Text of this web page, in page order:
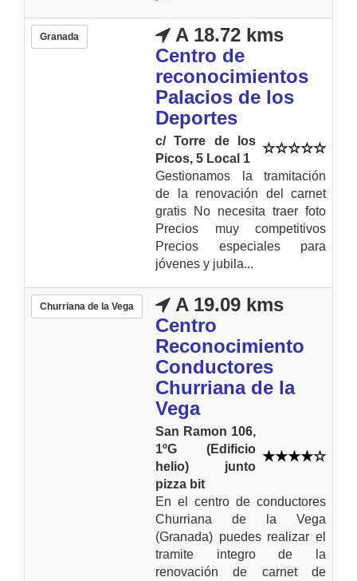
Granada
A 18.72 kms
Centro de
reconocimientos
Palacios de los
Deportes
c/ Torre de los
Picos, 5 Local 1
Gestionamos la tramitación
de la renovación del carnet
gratis No necesita traer foto
Precios muy competitivos
Precios especiales para
jóvenes y jubila...
Churriana de la Vega
A 19.09 kms
Centro
Reconocimiento
Conductores
Churriana de la
Vega
San Ramon 106,
1ºG (Edificio
helio) junto
pizza bit
En el centro de conductores
Churriana de la Vega
(Granada) puedes realizar el
tramite integro de la
renovación de carnet de